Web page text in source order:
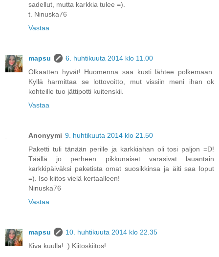
sadellut, mutta karkkia tulee =).
t. Ninuska76
Vastaa
mapsu
6. huhtikuuta 2014 klo 11.00
Olkaatten hyvät! Huomenna saa kusti lähtee polkemaan.
Kyllä harmittaa se lottovoitto, mut vissiin meni ihan ok
kohteille tuo jättipotti kuitenskii.
Vastaa
Anonyymi 9. huhtikuuta 2014 klo 21.50
Paketti tuli tänään perille ja karkkiahan oli tosi paljon =D!
Täällä jo perheen pikkunaiset varasivat lauantain
karkkipäiväksi paketista omat suosikkinsa ja äiti saa loput
=). Iso kiitos vielä kertaalleen!
Ninuska76
Vastaa
mapsu
10. huhtikuuta 2014 klo 22.35
Kiva kuulla! :) Kiitoskiitos!